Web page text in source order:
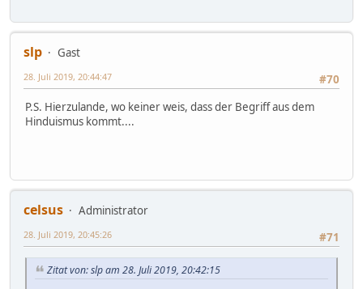
slp
Gast
#70
28. Juli 2019, 20:44:47
P.S. Hierzulande, wo keiner weis, dass der Begriff aus dem
Hinduismus kommt....
celsus
Administrator
#71
28. Juli 2019, 20:45:26
Zitat von: slp am 28. Juli 2019, 20:42:15